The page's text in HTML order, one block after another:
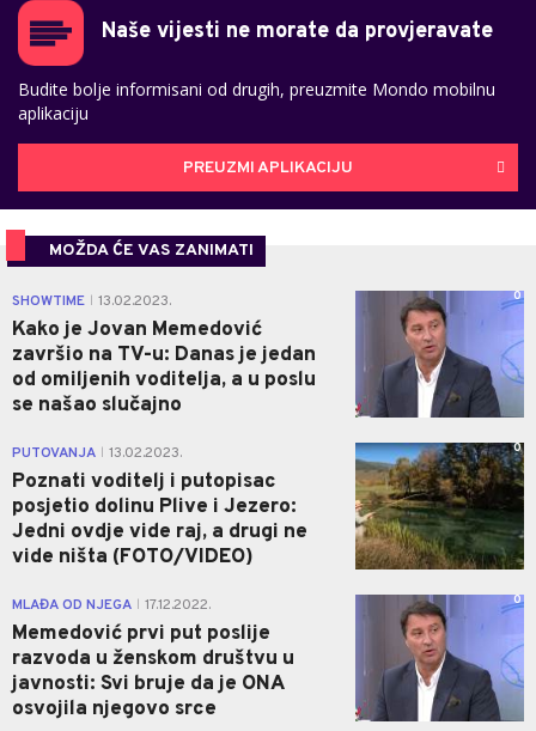
Naše vijesti ne morate da provjeravate
Budite bolje informisani od drugih, preuzmite Mondo mobilnu
aplikaciju
PREUZMI APLIKACIJU
MOŽDA ĆE VAS ZANIMATI
SHOWTIME 13.02.2023.
Kako je Jovan Memedović
završio na TV-u: Danas je jedan
od omiljenih voditelja, a u poslu
se našao slučajno
0
PUTOVANJA 13.02.2023.
Poznati voditelj i putopisac
posjetio dolinu Plive i Jezero:
Jedni ovdje vide raj, a drugi ne
vide ništa (FOTO/VIDEO)
0
MLAĐA OD NJEGA 17.12.2022.
Memedović prvi put poslije
razvoda u ženskom društvu u
javnosti: Svi bruje da je ONA
osvojila njegovo srce
0